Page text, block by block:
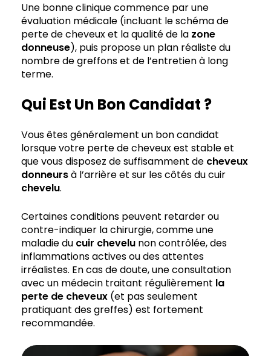
Une bonne clinique commence par une
évaluation médicale (incluant le schéma de
perte de cheveux et la qualité de la zone
donneuse), puis propose un plan réaliste du
nombre de greffons et de l’entretien à long
terme.
Qui Est Un Bon Candidat ?
Vous êtes généralement un bon candidat
lorsque votre perte de cheveux est stable et
que vous disposez de suffisamment de cheveux
donneursà l’arrière et sur les côtés du cuir
chevelu.
Certaines conditions peuvent retarder ou
contre-indiquer la chirurgie, comme une
maladie du cuir chevelu non contrôlée, des
inflammations actives ou des attentes
irréalistes. En cas de doute, une consultation
avec un médecin traitant régulièrement la
perte de cheveux (et pas seulement
pratiquant des greffes) est fortement
recommandée.